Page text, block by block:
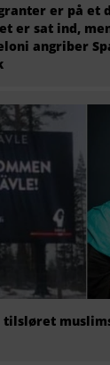
er på et
er sat ind,
angriber